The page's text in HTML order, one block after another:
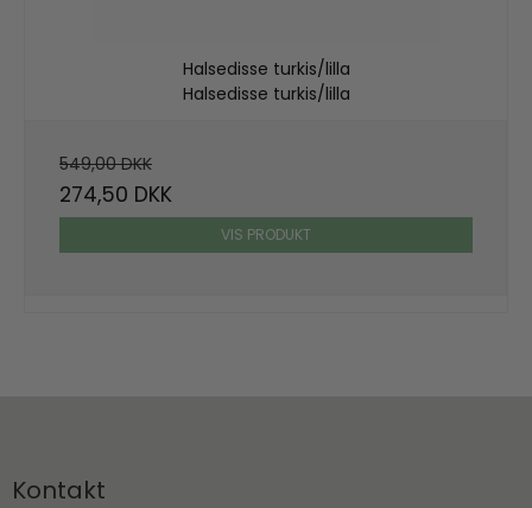
Halsedisse turkis/lilla
Halsedisse turkis/lilla
549,00 DKK
274,50 DKK
VIS PRODUKT
Kontakt